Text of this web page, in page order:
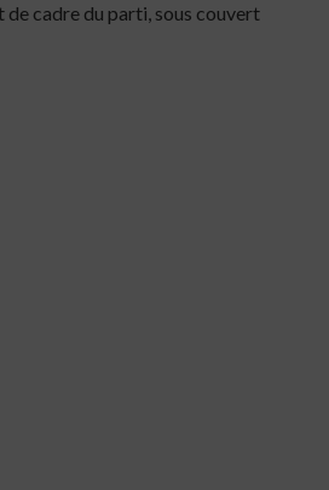
de cadre du parti, sous couvert